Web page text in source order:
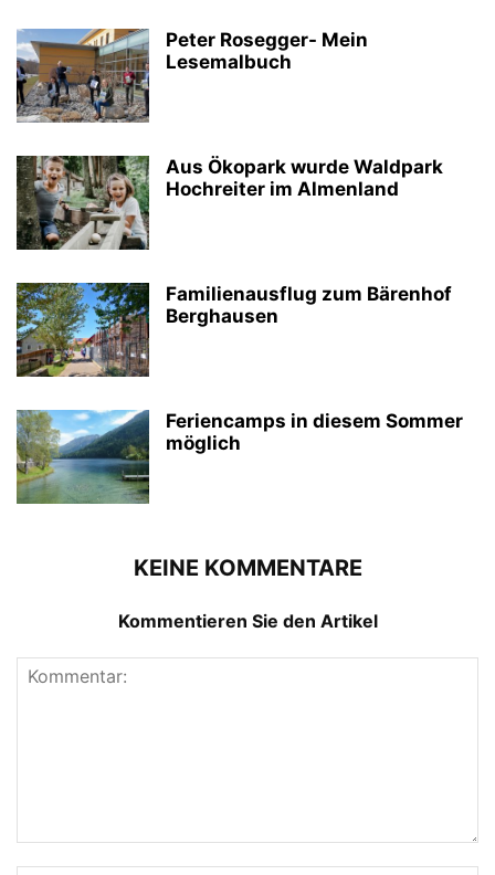
Peter Rosegger- Mein
Lesemalbuch
Aus Ökopark wurde Waldpark
Hochreiter im Almenland
Familienausflug zum Bärenhof
Berghausen
Feriencamps in diesem Sommer
möglich
KEINE KOMMENTARE
Kommentieren Sie den Artikel